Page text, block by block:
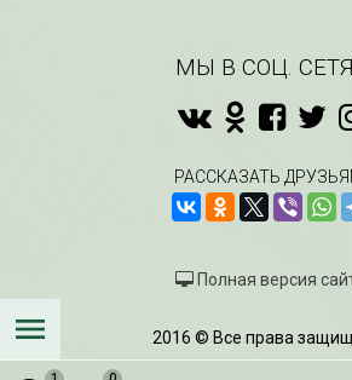
МЫ В СОЦ.
РАССКАЗАТЬ
Полная версия
2016 © Все права